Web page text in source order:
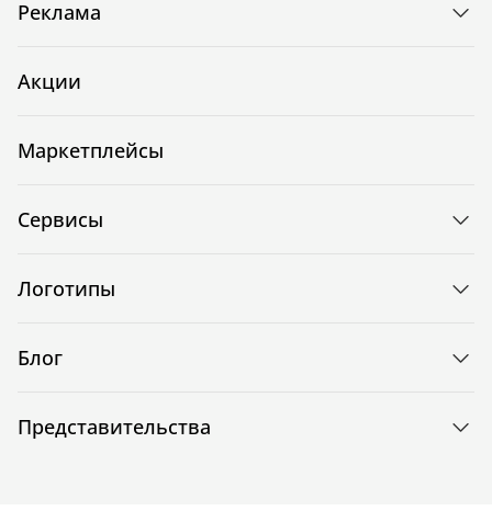
Реклама
Акции
Маркетплейсы
Сервисы
Логотипы
Блог
Представительства